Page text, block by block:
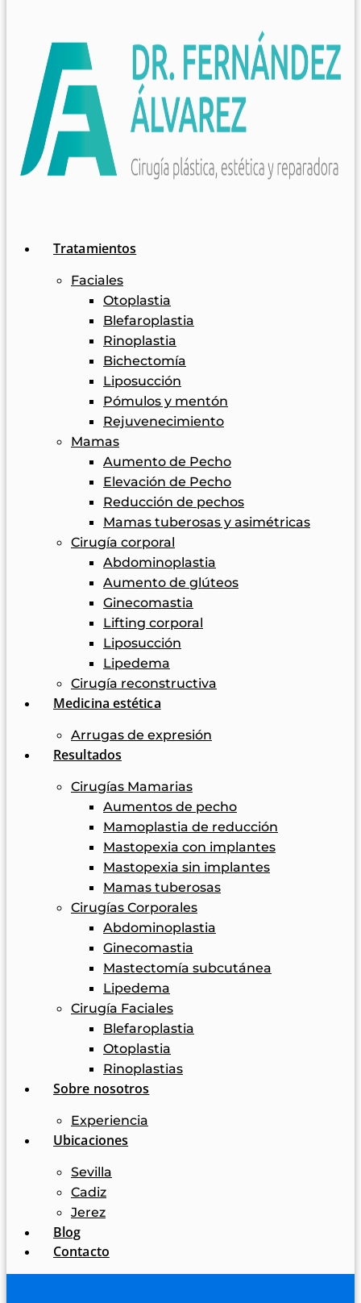
Tratamientos
Faciales
Otoplastia
Blefaroplastia
Rinoplastia
Bichectomía
Liposucción
Pómulos y mentón
Rejuvenecimiento
Mamas
Aumento de Pecho
Elevación de Pecho
Reducción de pechos
Mamas tuberosas y asimétricas
Cirugía corporal
Abdominoplastia
Aumento de glúteos
Ginecomastia
Lifting corporal
Liposucción
Lipedema
Cirugía reconstructiva
Medicina estética
Arrugas de expresión
Resultados
Cirugías Mamarias
Aumentos de pecho
Mamoplastia de reducción
Mastopexia con implantes
Mastopexia sin implantes
Mamas tuberosas
Cirugías Corporales
Abdominoplastia
Ginecomastia
Mastectomía subcutánea
Lipedema
Cirugía Faciales
Blefaroplastia
Otoplastia
Rinoplastias
Sobre nosotros
Experiencia
Ubicaciones
Sevilla
Cadiz
Jerez
Blog
Contacto